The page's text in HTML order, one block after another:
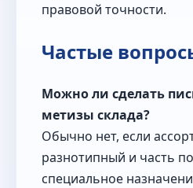
правовой точности.
Частые
Можно ли сделать
метизы склада?
Обычно нет, если
разнотипный и часть
специальное